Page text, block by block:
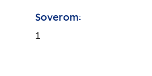
Soverom:
1